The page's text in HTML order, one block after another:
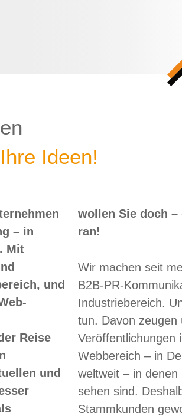
Ideen!
– in
Mit
und
Reise
und
nix wie
ran!
Wir machen seit
B2B-PR-
Industriebereich.
tun. Davon zeugen
Veröffentlichungen
Webbereich – in
weltweit – in
sehen sind.
Stammkunden